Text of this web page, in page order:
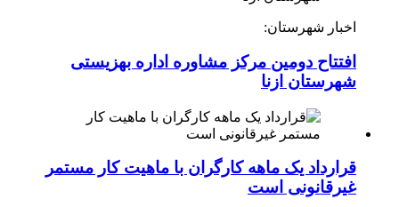
اخبار شهرستان:
افتتاح دومین مرکز مشاوره اداره بهزیستی
شهرستان ازنا
قرارداد یک ماهه کارگران با ماهیت کار مستمر
غیرقانونی است